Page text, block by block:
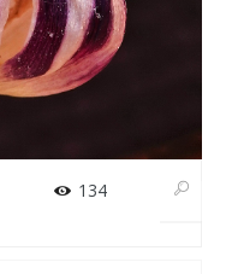
134